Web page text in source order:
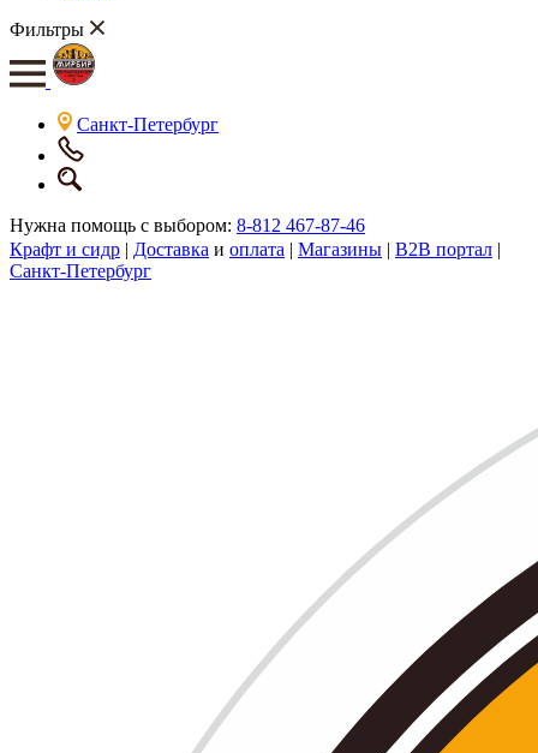
Фильтры
Санкт-Петербург
Нужна помощь с выбором: 8-812 467-87-46
Крафт и сидр | Доставка и оплата | Магазины | B2B портал |
Санкт-Петербург